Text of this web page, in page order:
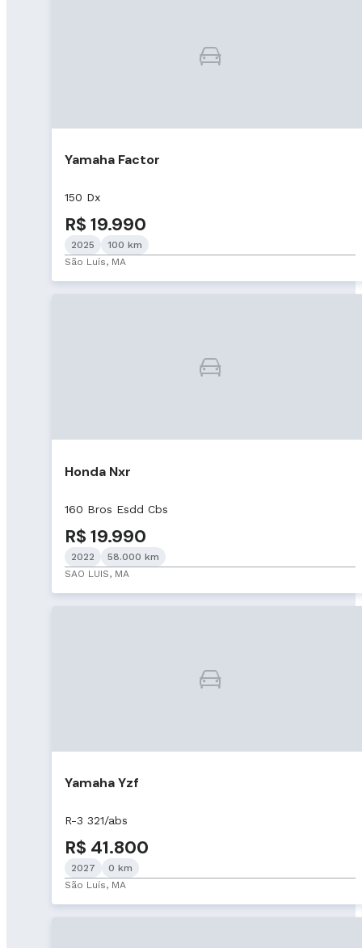
Yamaha Factor
150 Dx
R$ 19.990
2025
100 km
São Luís, MA
Honda Nxr
160 Bros Esdd Cbs
R$ 19.990
2022
58.000 km
SAO LUIS, MA
Yamaha Yzf
R-3 321/abs
R$ 41.800
2027
0 km
São Luís, MA